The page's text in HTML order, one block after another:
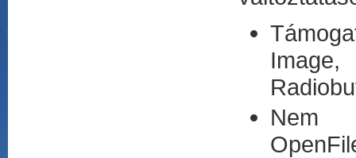
Nem